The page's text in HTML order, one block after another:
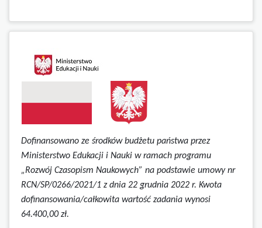
Dofinansowano ze środków budżetu państwa przez
Ministerstwo Edukacji i Nauki w ramach programu
„Rozwój Czasopism Naukowych” na podstawie umowynr
RCN/SP/0266/2021/1 z dnia 22 grudnia 2022 r. Kwota
dofinansowania/całkowita wartość zadania wynosi
64.400,00 zł.